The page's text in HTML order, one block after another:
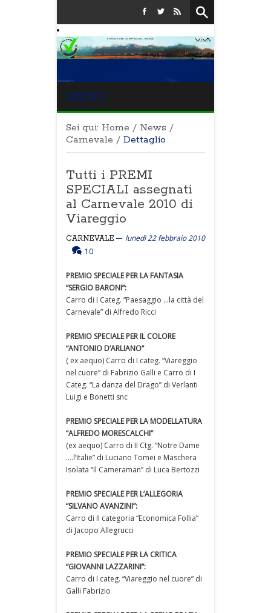
MENU
Sei qui: Home / News /
Carnevale / Dettaglio
Tutti i PREMI
SPECIALI assegnati
al Carnevale 2010 di
Viareggio
CARNEVALE
lunedì 22 febbraio 2010
10
PREMIO SPECIALE PER LA FANTASIA
“SERGIO BARONI”:
Carro di I Categ. “Paesaggio …la città del
Carnevale” di Alfredo Ricci
PREMIO SPECIALE PER IL COLORE
“ANTONIO D’ARLIANO”
( ex aequo) Carro di I categ. “Viareggio
nel cuore” di Fabrizio Galli e Carro di I
Categ. “La danza del Drago” di Verlanti
Luigi e Bonetti snc
PREMIO SPECIALE PER LA MODELLATURA
“ALFREDO MORESCALCHI”
(ex aequo) Carro di II Ctg. “Notre Dame
….l’Italie” di Luciano Tomei e Maschera
Isolata “Il Cameraman” di Luca Bertozzi
PREMIO SPECIALE PER L’ALLEGORIA
“SILVANO AVANZINI”:
Carro di II categoria “Economica Follia”
di Jacopo Allegrucci
PREMIO SPECIALE PER LA CRITICA
“GIOVANNI LAZZARINI”:
Carro di I categ. “Viareggio nel cuore” di
Galli Fabrizio